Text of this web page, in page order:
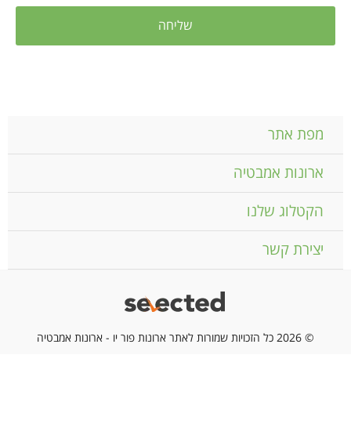
מפת אתר
ארונות אמבטיה
הקטלוג שלנו
יצירת קשר
© 2026 כל הזכויות שמורות לאתר ארונות פור יו - ארונות אמבטיה